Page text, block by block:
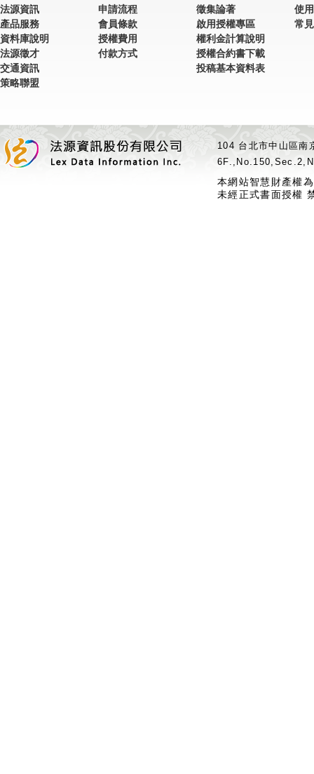
法源資訊
產品服務
資料庫說明
法源徵才
交通資訊
策略聯盟
申請流程
會員條款
授權費用
付款方式
徵集論著
啟用授權專區
權利金計算說明
授權合約書下載
投稿基本資料表
使
常
104 台北市中山區
本網站智慧財產權
未經正式書面授權